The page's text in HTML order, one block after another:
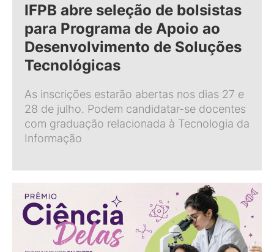
IFPB abre seleção de bolsistas
para Programa de Apoio ao
Desenvolvimento de Soluções
Tecnológicas
As inscrições estarão abertas nos dias 27 e
28 de julho. Podem candidatar-se docentes
com graduação relacionada à Tecnologia da
Informação